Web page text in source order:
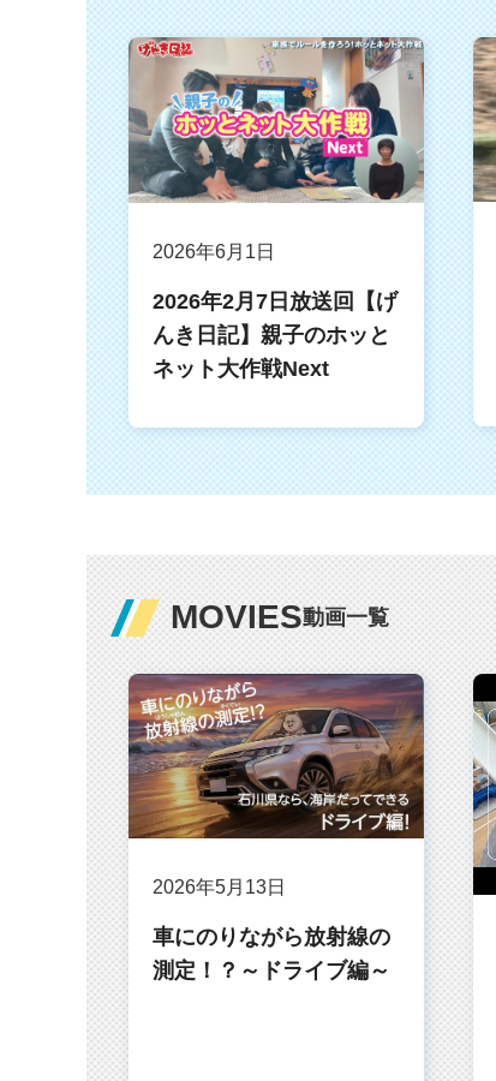
2026年6月1日
2026年2月7日放送回【げ
んき日記】親子のホッと
ネット大作戦Next
MOVIES動画一覧
2026年5月13日
車にのりながら放射線の
測定！？～ドライブ編～